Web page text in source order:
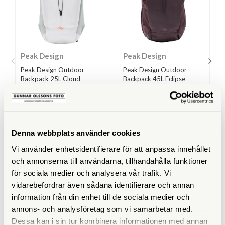
Denna webbplats använder cookies
Vi använder enhetsidentifierare för att anpassa innehållet
och annonserna till användarna, tillhandahålla funktioner
för sociala medier och analysera vår trafik. Vi
vidarebefordrar även sådana identifierare och annan
information från din enhet till de sociala medier och
annons- och analysföretag som vi samarbetar med.
Dessa kan i sin tur kombinera informationen med annan
Peak Design
Peak Design Outdoor
Backpack 25L Cloud
Finns i lager
3.499 SEK
LÄS MER
KÖP
Peak Design
Peak Design Outdoor
Backpack 45L Eclipse
Finns i lager
LÄS MER
KÖP
SPECIFIKATIONER